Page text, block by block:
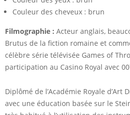
Couleur des cheveux : brun
Filmographie : Acteur anglais,
Brutus de la fiction romaine et
célèbre série télévisée Games of
participation au Casino Royal avec
Diplômé de l’Académie Royale d’Art
avec une éducation basée sur le